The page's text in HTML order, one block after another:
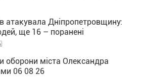
атакувала Дніпропетровщину:
ще 16 – поранені
оборони міста Олександра
06 08 26